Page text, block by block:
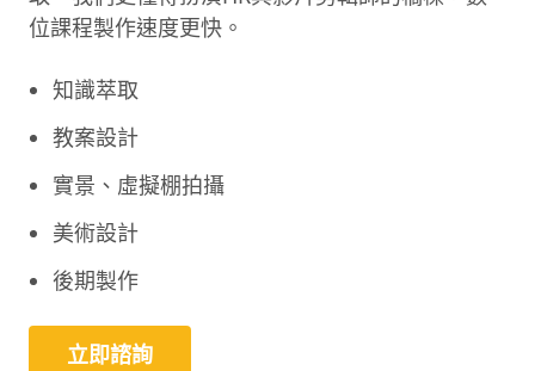
位課程製作速度更快。
知識萃取
教案設計
實景、虛擬棚拍攝
美術設計
後期製作
立即諮詢